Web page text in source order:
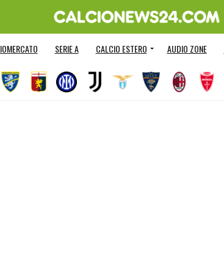
SERIE A CALCIO ESTERO AUDIO ZONE